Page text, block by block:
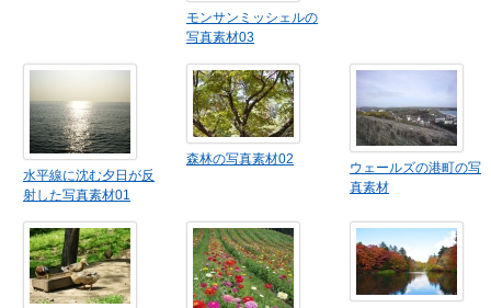
モンサンミッシェルの
写真素材03
水平線に沈む夕日が反
射した写真素材01
森林の写真素材02
ウェールズの港町の写
真素材